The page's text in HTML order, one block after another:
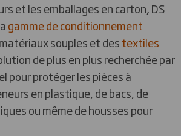
et les emballages en carton, DS
gamme de conditionnement
souples et destextiles
de plus en plus recherchée par
pour protéger les pièces à
en plastique, de bacs, de
ou même de housses pour